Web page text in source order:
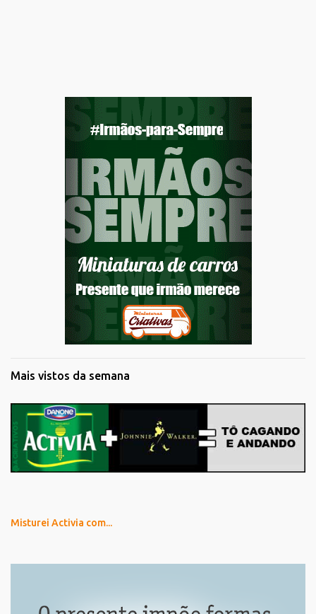
Mais vistos da semana
Misturei Activia com...